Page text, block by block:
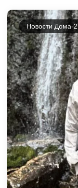
Новости Дома-2